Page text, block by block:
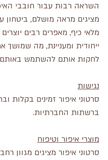
השראה רבות עבור חובבי
מציגים מראה מושלם, ביטחון
מלאי כיף, מאפרים רבים
ייחודית ומעניינת, מה שמושך
לחקות אותם להשתמש באותם
נגישות
סרטוני איפור זמינים בקלות
ברשתות החברתיות.
מוצרי איפור וטיפוח
סרטוני איפור מציגים מגוון